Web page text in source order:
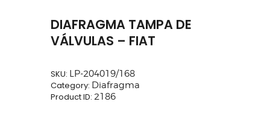
DIAFRAGMA TAMPA DE
VÁLVULAS – FIAT
SKU: LP-204019/168
Category: Diafragma
Product ID: 2186